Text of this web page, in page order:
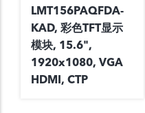
LMT156PAQFDA-
KAD, 彩色TFT显示
模块, 15.6",
1920x1080, VGA
HDMI, CTP